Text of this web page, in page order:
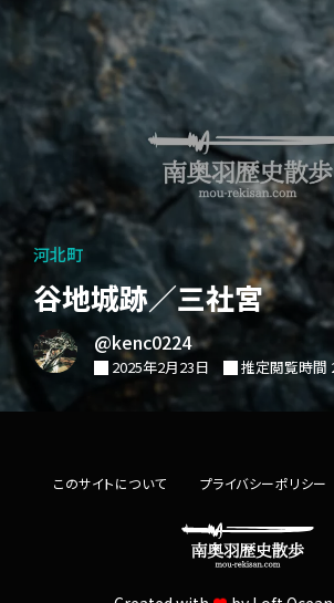
河北町
谷地城跡／三社宮
@kenc0224
2025年2月23日 推定閲覧時間
このサイトについて プライバシーポリシー